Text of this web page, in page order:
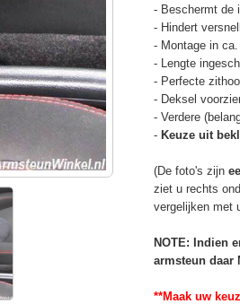
- Beschermt de
- Hindert
- Montage in
- Lengte
- Perfecte
- Deksel
- Verdere
- Keuze uit
(De foto's zijn
ziet u rechts
vergelijken met
NOTE: Indien
armsteun daar
**Maak uw